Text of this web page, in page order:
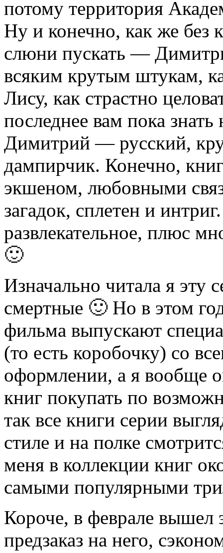
потому территория
Ну и конечно, как же без
слюни пускать —
всяким крутым штукам,
Лису, как страстно
последнее вам пока
Димитрий — русский,
дампирчик. Конечно,
экшеном, любовными
загадок, сплетен и
развлекательное, плюс
🙂
Изначально читала я эту
смертные 🙂 Но в этом
фильма выпускают
(то есть коробочку) со
оформлении, а я вообще
книг покупать по
так все книги серии
стиле и на полке
меня в коллекции книг
самыми популярными
Короче, в феврале вышел
предзаказ на него,